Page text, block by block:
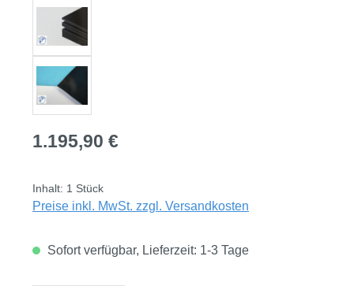
Regulärer Preis:
1.195,90 €
Inhalt: 1 Stück
Preise inkl. MwSt. zzgl. Versandkosten
Sofort verfügbar, Lieferzeit: 1-3 Tage